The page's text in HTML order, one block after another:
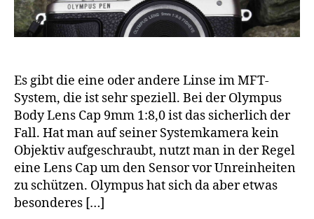
Es gibt die eine oder andere Linse im MFT-
System, die ist sehr speziell. Bei der Olympus
Body Lens Cap 9mm 1:8,0 ist das sicherlich der
Fall. Hat man auf seiner Systemkamera kein
Objektiv aufgeschraubt, nutzt man in der Regel
eine Lens Cap um den Sensor vor Unreinheiten
zu schützen. Olympus hat sich da aber etwas
besonderes […]